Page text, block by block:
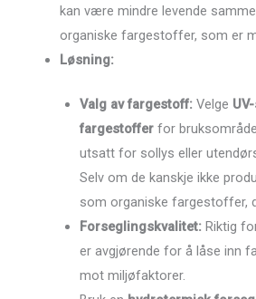
kan være mindre levende
organiske fargestoffer, som er
Løsning:
Valg av fargestoff: Velge
fargestoffer for
utsatt for sollys eller
Selv om de kanskje ikke
som organiske fargestoffer,
Forseglingskvalitet: Riktig
er avgjørende for å låse inn
mot miljøfaktorer.